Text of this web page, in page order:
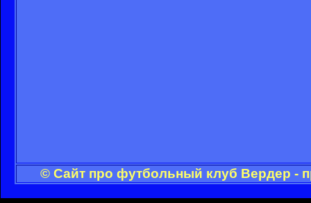
© Сайт про футбольный клуб Вердер -